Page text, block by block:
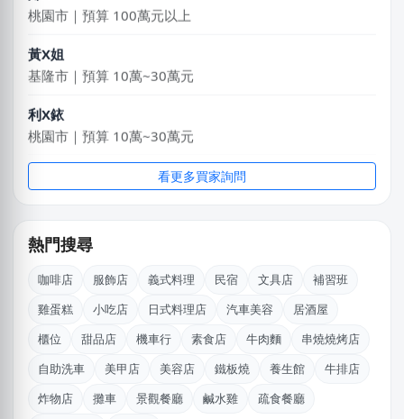
桃園市｜預算 100萬元以上
黃X姐
基隆市｜預算 10萬~30萬元
利X銥
桃園市｜預算 10萬~30萬元
陳X姐
桃園市｜預算 10萬元以下
嘉義市｜預算 30萬~50萬元
阿X
新北市｜預算 50萬~100萬元
高雄市｜預算 30萬~50萬元
看更多買家詢問
熱門搜尋
咖啡店 服飾店 義式料理 民宿 文具店
補習班
雞蛋糕
小吃店 日式料理店 汽車美容
居酒屋
櫃位
甜品店 機車行 素食店 牛肉麵
串燒燒烤店
自助洗車
美甲店 美容店 鐵板燒 養生館
牛排店
炸物店
攤車 景觀餐廳 鹹水雞
疏食餐廳